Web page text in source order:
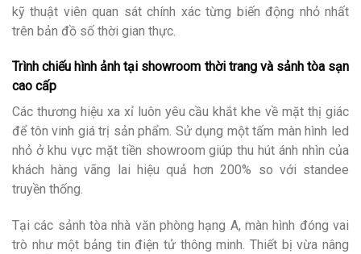
kỹ thuật viên quan sát chính xác từng biến động nhỏ nhất
trên bản đồ số thời gian thực.
Trình chiếu hình ảnh tại showroom thời trang và sảnh tòa sạn
cao cấp
Các thương hiệu xa xỉ luôn yêu cầu khắt khe về mặt thị giác
để tôn vinh giá trị sản phẩm. Sử dụng một tấm màn hình led
nhỏ ở khu vực mặt tiền showroom giúp thu hút ánh nhìn của
khách hàng vãng lai hiệu quả hơn 200% so với standee
truyền thống.
Tại các sảnh tòa nhà văn phòng hạng A, màn hình đóng vai
trò như một bảng tin điện tử thông minh. Thiết bị vừa nâng